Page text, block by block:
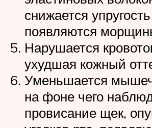
снижается
появляются
Нарушается
ухудшая кожный
Уменьшается
на фоне чего
провисание щек,